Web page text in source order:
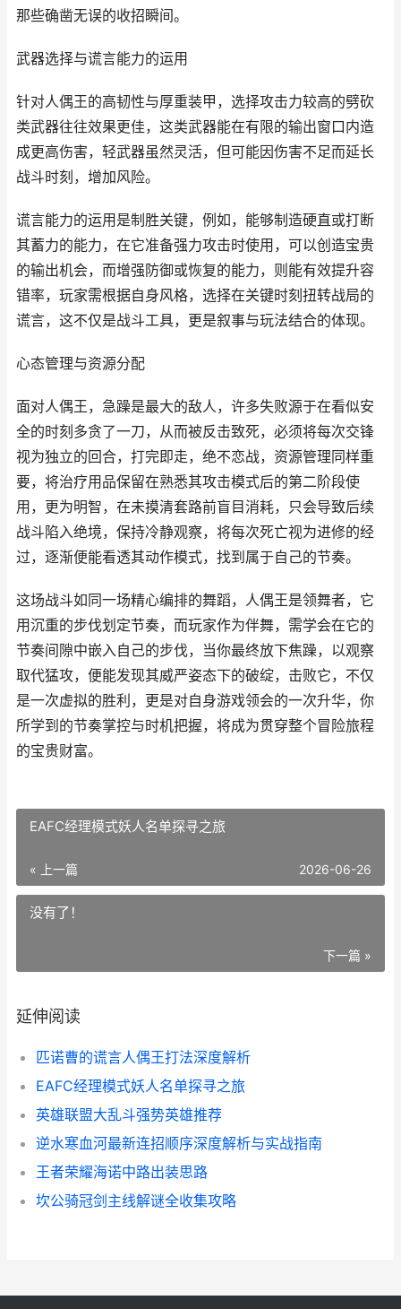
那些确凿无误的收招瞬间。
武器选择与谎言能力的运用
针对人偶王的高韧性与厚重装甲，选择攻击力较高的劈砍
类武器往往效果更佳，这类武器能在有限的输出窗口内造
成更高伤害，轻武器虽然灵活，但可能因伤害不足而延长
战斗时刻，增加风险。
谎言能力的运用是制胜关键，例如，能够制造硬直或打断
其蓄力的能力，在它准备强力攻击时使用，可以创造宝贵
的输出机会，而增强防御或恢复的能力，则能有效提升容
错率，玩家需根据自身风格，选择在关键时刻扭转战局的
谎言，这不仅是战斗工具，更是叙事与玩法结合的体现。
心态管理与资源分配
面对人偶王，急躁是最大的敌人，许多失败源于在看似安
全的时刻多贪了一刀，从而被反击致死，必须将每次交锋
视为独立的回合，打完即走，绝不恋战，资源管理同样重
要，将治疗用品保留在熟悉其攻击模式后的第二阶段使
用，更为明智，在未摸清套路前盲目消耗，只会导致后续
战斗陷入绝境，保持冷静观察，将每次死亡视为进修的经
过，逐渐便能看透其动作模式，找到属于自己的节奏。
这场战斗如同一场精心编排的舞蹈，人偶王是领舞者，它
用沉重的步伐划定节奏，而玩家作为伴舞，需学会在它的
节奏间隙中嵌入自己的步伐，当你最终放下焦躁，以观察
取代猛攻，便能发现其威严姿态下的破绽，击败它，不仅
是一次虚拟的胜利，更是对自身游戏领会的一次升华，你
所学到的节奏掌控与时机把握，将成为贯穿整个冒险旅程
的宝贵财富。
EAFC经理模式妖人名单探寻之旅
« 上一篇 2026-06-26
没有了！
下一篇 »
延伸阅读
匹诺曹的谎言人偶王打法深度解析
EAFC经理模式妖人名单探寻之旅
英雄联盟大乱斗强势英雄推荐
逆水寒血河最新连招顺序深度解析与实战指南
王者荣耀海诺中路出装思路
坎公骑冠剑主线解谜全收集攻略